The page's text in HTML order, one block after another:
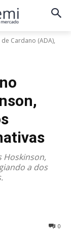
Cardano (ADA),
Hoskinson,
a dos
0